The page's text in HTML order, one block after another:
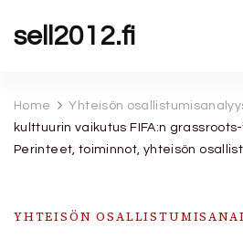
sell2012.fi
Home Yhteisön
kulttuurin vaikutus FIFA:n
Perinteet, toiminnot, yhteisön
YHTEISÖN